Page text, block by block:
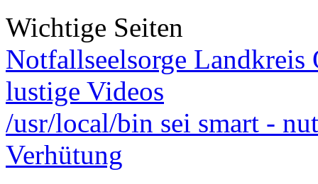
Wichtige Seiten
Notfallseelsorge Landkreis
lustige Videos
/usr/local/bin sei smart -
Verhütung